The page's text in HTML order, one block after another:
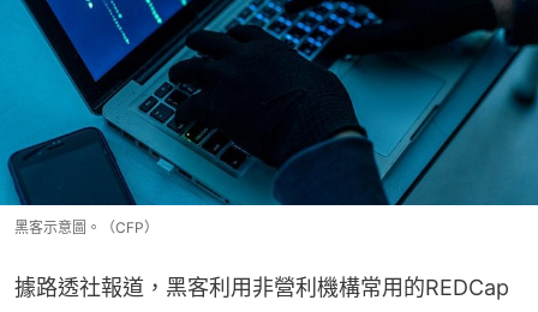
黑客示意圖。（CFP）
據路透社報道，黑客利用非營利機構常用的REDCap